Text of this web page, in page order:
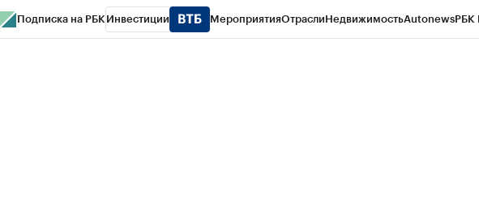
Подписка на РБК Инвестиции МероприятияОтраслиНедвижимостьAutonewsРБК